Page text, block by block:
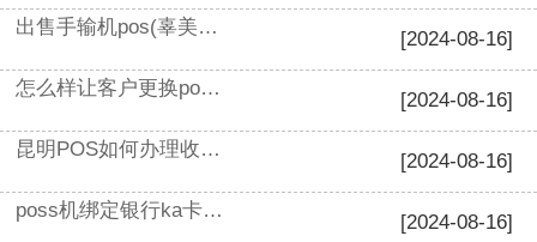
[2024-08-16]
出售手输机pos(辜美豪pos机)
[2024-08-16]
怎么样让客户更换pos机(给老客户更换POS机)
[2024-08-16]
昆明POS如何办理收费(云南昆明做POS的有哪些公司)
[2024-08-16]
poss机绑定银行ka卡有什么套路吗(pos机绑定哪个银行卡比较好)